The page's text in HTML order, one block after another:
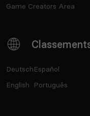
Game Creators Area
Deutsch
English
Español
Português